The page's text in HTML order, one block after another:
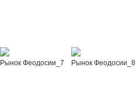
Рынок Феодосии_7 Рынок Феодосии_8